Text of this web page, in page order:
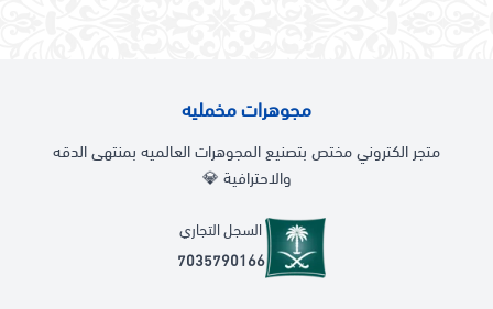
مجوهرات مخمليه
متجر الكتروني مختص بتصنيع المجوهرات العالميه بمنتهى الدقه
والاحترافية 💎
السجل التجاري
7035790166